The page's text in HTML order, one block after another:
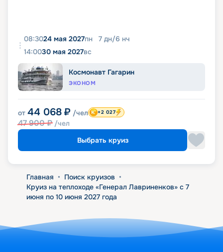
08:3024 мая 2027пн 7 дн/6 нч
14:0030 мая 2027вс
Космонавт Гагарин
ЭКОНОМ
от 44 068 ₽ /чел
47 900₽ /чел
+2 027
Выбрать круиз
Главная • Поиск круизов •
Круиз на теплоходе «Генерал Лавриненков» с 7
июня по 10 июня 2027 года